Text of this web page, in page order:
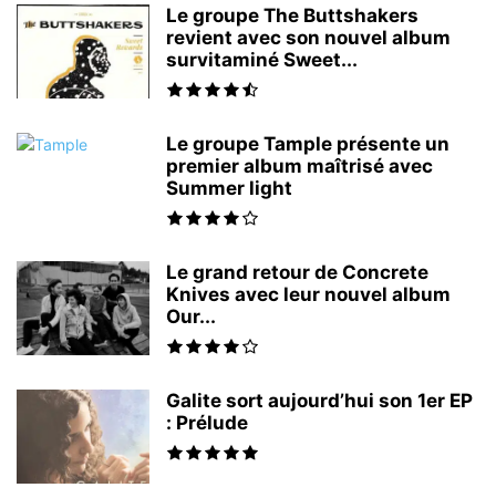
Le groupe The Buttshakers
revient avec son nouvel album
survitaminé Sweet...
Le groupe Tample présente un
premier album maîtrisé avec
Summer light
Le grand retour de Concrete
Knives avec leur nouvel album
Our...
Galite sort aujourd’hui son 1er EP
: Prélude